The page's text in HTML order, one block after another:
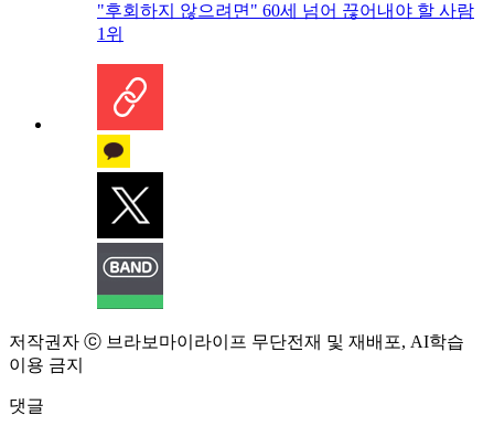
"후회하지 않으려면" 60세 넘어 끊어내야 할 사람
1위
저작권자 ⓒ 브라보마이라이프 무단전재 및 재배포, AI학습
이용 금지
댓글